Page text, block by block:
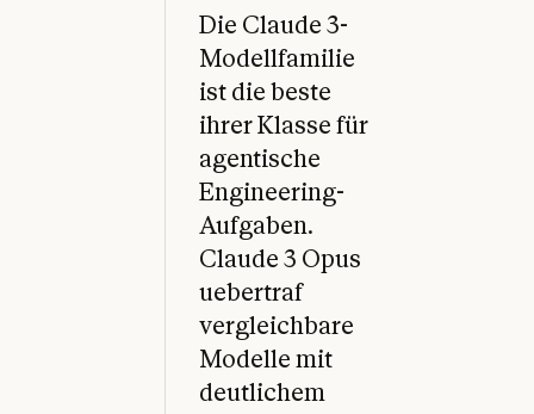
Die Claude 3-
Modellfamilie
ist die beste
ihrer Klasse für
agentische
Engineering-
Aufgaben.
Claude 3 Opus
uebertraf
vergleichbare
Modelle mit
deutlichem